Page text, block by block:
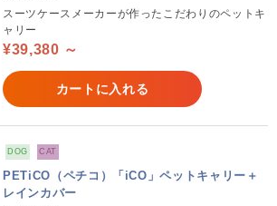
スーツケースメーカーが作ったこだわりのペットキ
ャリー
¥39,380 ～
カートに入れる
DOG CAT
PETiCO（ペチコ）「iCO」ペットキャリー＋
レインカバー